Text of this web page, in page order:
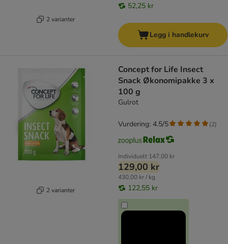
2 varianter
52,25 kr
Legg i handlekurv
2 varianter
Concept for Life Insect
Snack Økonomipakke 3 x
100 g
Gulrot
Individuelt 147,00 kr
129,00 kr
430,00 kr / kg
122,55 kr
Vurdering: 4.5/5 (2)